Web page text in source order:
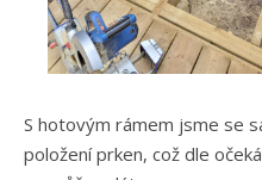
S hotovým rámem jsme se
položení prken, což dle